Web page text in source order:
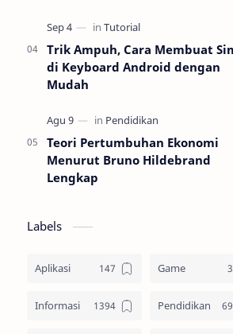
Trik Ampuh, Cara Membuat
di Keyboard Android dengan
Mudah
Teori Pertumbuhan Ekonomi
Menurut Bruno Hildebrand
Lengkap
Labels
Aplikasi Game
Informasi Pendidikan